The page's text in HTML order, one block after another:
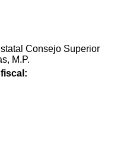
Consejo Superior
M.P.